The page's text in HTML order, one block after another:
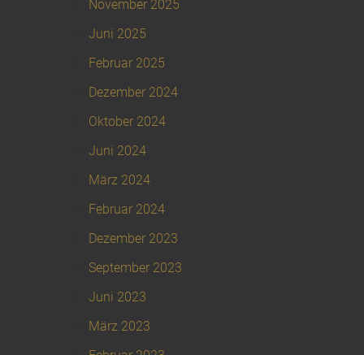
November 2025
Juni 2025
Februar 2025
Dezember 2024
Oktober 2024
Juni 2024
März 2024
Februar 2024
Dezember 2023
September 2023
Juni 2023
März 2023